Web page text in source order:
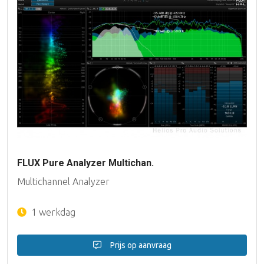
FLUX Pure Analyzer Multichan.
Multichannel Analyzer
1 werkdag
Prijs op aanvraag